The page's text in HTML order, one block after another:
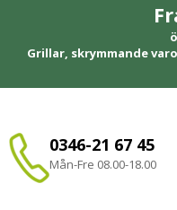
Grillar, skrymmande
0346-21 67 45
Mån-Fre 08.00-18.00